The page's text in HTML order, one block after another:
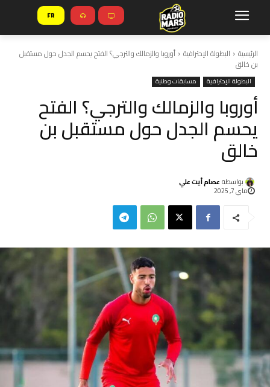
FR
الرئيسية البطولة الإحترافية أوروبا والزمالك والترجي؟ الفتح يحسم الجدل حول مستقبل
بن خالق
البطولة الإحترافية مسابقات وطنية
أوروبا والزمالك والترجي؟ الفتح
يحسم الجدل حول مستقبل بن
خالق
بواسطة عصام أيت علي
ماي 7, 2025